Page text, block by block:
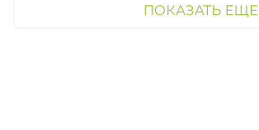
ПОКАЗАТЬ ЕЩЕ